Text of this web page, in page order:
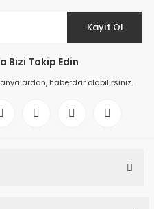
Kayıt Ol
Bizi Takip Edin
haberdar olabilirsiniz.